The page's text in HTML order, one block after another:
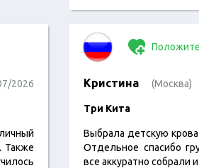
2026
Также
Кристина (Москва)
Три Кита
Выбрала детскую
Отдельное спасибо
все аккуратно собрали